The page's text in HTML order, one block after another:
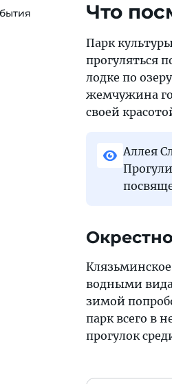
Что
Парк
прогуляться
лодке по
жемчужина
своей
Аллея
водными
зимой
парк всего в
прогулок